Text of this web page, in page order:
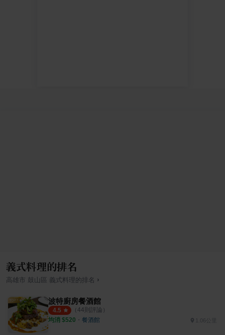
義式料理的排名
高雄市 鼓山區 義式料理的排名 ›
波特廚房餐酒館
4.5 （ 44則評論）
均消 $520 ・ 餐酒館